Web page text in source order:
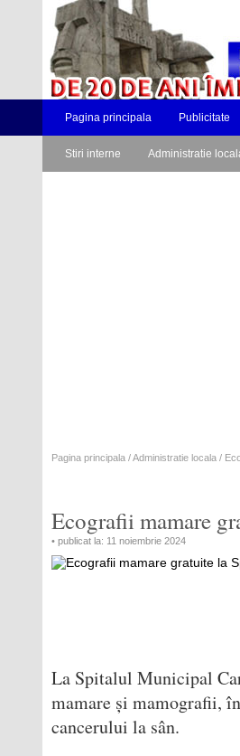
Pagina principala Publicitate
Stiri interne Administratie
Pagina principala /Administratie locala /
Ecografii mamare
• publicat la: 11 noiembrie 2024
La Spitalul Municipal
mamare și mamografii,
cancerului la sân.